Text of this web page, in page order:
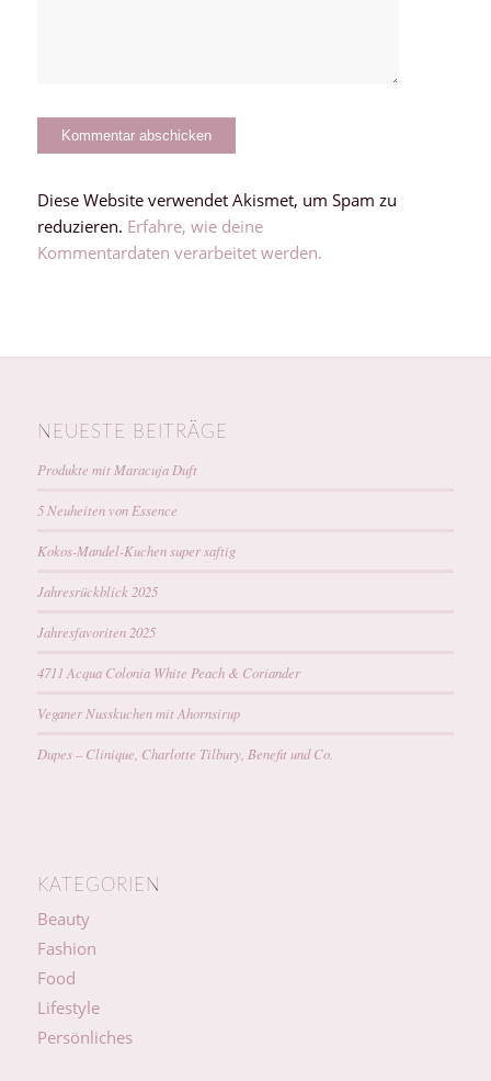
Diese Website verwendet Akismet, um Spam zu
reduzieren. Erfahre, wie deine
Kommentardaten verarbeitet werden.
NEUESTE BEITRÄGE
Produkte mit Maracuja Duft
5 Neuheiten von Essence
Kokos-Mandel-Kuchen super saftig
Jahresrückblick 2025
Jahresfavoriten 2025
4711 Acqua Colonia White Peach & Coriander
Veganer Nusskuchen mit Ahornsirup
Dupes – Clinique, Charlotte Tilbury, Benefit und Co.
KATEGORIEN
Beauty
Fashion
Food
Lifestyle
Persönliches